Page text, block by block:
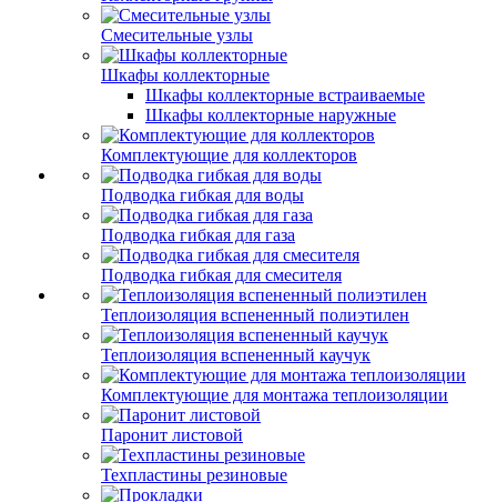
Смесительные узлы
Шкафы коллекторные
Шкафы коллекторные встраиваемые
Шкафы коллекторные наружные
Комплектующие для коллекторов
Подводка гибкая для воды
Подводка гибкая для газа
Подводка гибкая для смесителя
Теплоизоляция вспененный полиэтилен
Теплоизоляция вспененный каучук
Комплектующие для монтажа теплоизоляции
Паронит листовой
Техпластины резиновые